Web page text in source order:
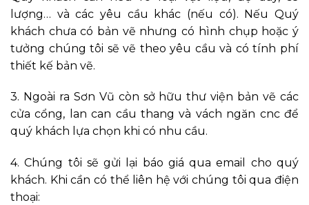
lượng… và các yêu cầu khác (nếu có). Nếu Quý
khách chưa có bản vẽ nhưng có hình chụp hoặc ý
tưởng chúng tôi sẽ vẽ theo yêu cầu và có tính phí
thiết kế bản vẽ.
3. Ngoài ra Sơn Vũ còn sở hữu thư viện bản vẽ các
cửa cổng, lan can cầu thang và vách ngăn cnc để
quý khách lựa chọn khi có nhu cầu.
4. Chúng tôi sẽ gửi lại báo giá qua email cho quý
khách. Khi cần có thể liên hệ với chúng tôi qua điện
thoại: